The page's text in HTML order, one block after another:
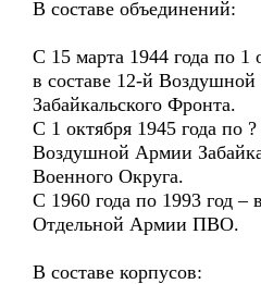
В составе объединений:
С 15 марта 1944 года по 1
в составе 12-й
Забайкальского Фронта.
С 1 октября 1945 года по
Воздушной Армии
Военного Округа.
С 1960 года по 1993 год –
Отдельной Армии ПВО.
В составе корпусов: